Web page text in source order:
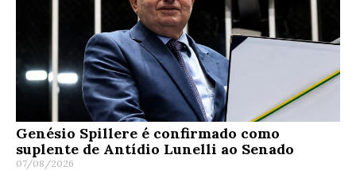
Genésio Spillere é confirmado como
suplente de Antídio Lunelli ao Senado
07/08/2026